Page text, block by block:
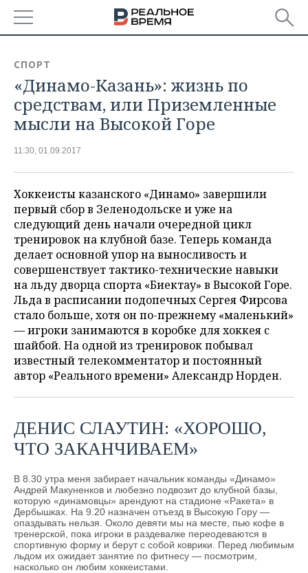
БАШКОРТОСТАН
ТАТАРСТАН
УДМУРТИЯ
НОВОСТИ
АНАЛИТИКА
НОВОСТИ АНАЛИТИКИ
ДЕКЛАРАЦИИ О ДОХОДАХ
КОРОЛИ ГОСЗАКАЗА ПФО
ВУЗЫ ТАТАРСТАНА
КОМУ ПРИНАДЛЕЖАТ
ТОРГОВЫЕ ЦЕНТРЫ
ТАТАРСТАНА
ЭКОНОМИКА
НОВОСТИ ЭКОНОМИКИ
ФИНАНСЫ
БАНКИ
БЮДЖЕТ
ИНВЕСТИЦИИ
ПРОМЫШЛЕННОСТЬ
НОВОСТИ
ПРОМЫШЛЕННОСТИ
АГРОПРОМ
МАШИНОСТРОЕНИЕ
НЕФТЕХИМИЯ
НЕФТЬ
ОПК
НЕДВИЖИМОСТЬ
НОВОСТИ НЕДВИЖИМОСТИ
АВТО
НОВОСТИ АВТО
БИЗНЕС
НОВОСТИ БИЗНЕСА
РОЗНИЧНАЯ ТОРГОВЛЯ
ТРАНСПОРТ
УСЛУГИ
ТЕХНОЛОГИИ
НОВОСТИ ТЕХНОЛОГИЙ
IT
МЕДИА
ТЕЛЕКОММУНИКАЦИИ
МЕРОПРИЯТИЯ
НОВОСТИ МЕРОПРИЯТИЙ
ВЫЕЗДНАЯ РЕДАКЦИЯ
БИЗНЕС-БРАНЧИ
ОТКРЫТАЯ ЛЕКЦИЯ
СПОРТ
НОВОСТИ СПОРТА
ФУТБОЛ
БАСКЕТБОЛ
ВОЛЕЙБОЛ
КИБЕРСПОРТ
ОБЩЕСТВО
НОВОСТИ ОБЩЕСТВА
ИНФРАСТРУКТУРА
ИСТОРИЯ
КУЛЬТУРА
ФОТОГАЛЕРЕЯ
СПРАВОЧНИК
СПИСОК ПЕРСОН
СПИСОК КОМПАНИЙ
ПОЛНАЯ ВЕРСИЯ
СПОРТ
«Динамо-Казань»: жизнь по
средствам, или Приземленные
мысли на Высокой Горе
11:30, 01.09.2017
Хоккеисты казанского «Динамо» завершили
первый сбор в Зеленодольске и уже на
следующий день начали очередной цикл
тренировок на клубной базе. Теперь команда
делает основной упор на выносливость и
совершенствует тактико-технические навыки
на льду дворца спорта «Биектау» в Высокой Горе.
Льда в расписании подопечных Сергея Фирсова
стало больше, хотя он по-прежнему «маленький»
— игроки занимаются в коробке для хоккея с
шайбой. На одной из тренировок побывал
известный телекомментатор и постоянный
автор «Реального времени» Александр Норден.
ДЕНИС СЛАУТИН: «ХОРОШО,
ЧТО ЗАКАНЧИВАЕМ»
В 8.30 утра меня забирает начальник команды «Динамо»
Андрей Макуненков и любезно подвозит до клубной базы,
которую «динамовцы» арендуют на стадионе «Ракета» в
Дербышках. На 9.20 назначен отъезд в Высокую Гору —
опаздывать нельзя. Около девяти мы на месте, пью кофе в
тренерской, пока игроки в раздевалке переодеваются в
спортивную форму и берут с собой коврики. Перед любимым
льдом их ожидает занятие по фитнесу — посмотрим,
насколько он любим хоккеистами.